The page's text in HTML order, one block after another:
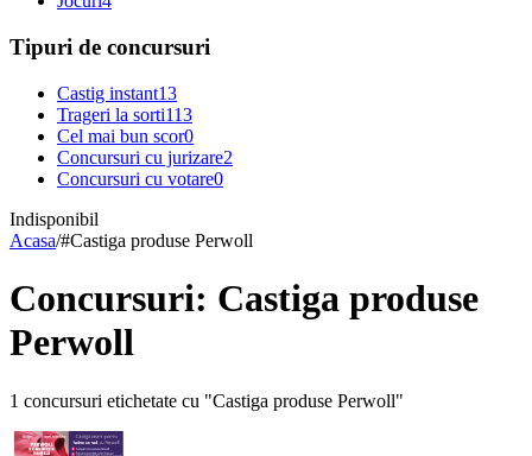
Tipuri de concursuri
Castig instant13
Trageri la sorti113
Cel mai bun scor0
Concursuri cu jurizare2
Concursuri cu votare0
Indisponibil
Acasa/#Castiga produse Perwoll
Concursuri: Castiga produse
Perwoll
1 concursuri etichetate cu "Castiga produse Perwoll"